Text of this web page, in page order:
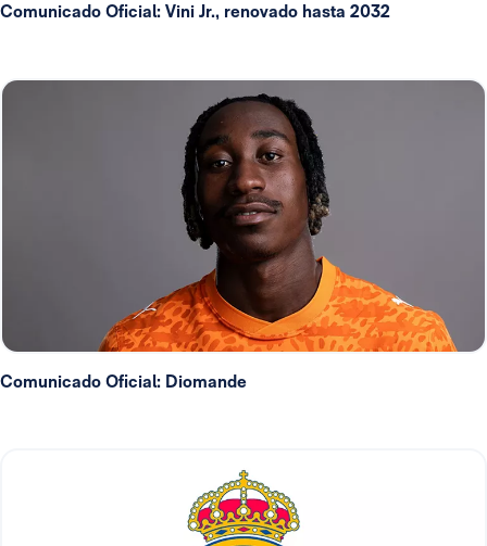
Comunicado Oficial: Vini Jr., renovado hasta 2032
Comunicado Oficial: Diomande